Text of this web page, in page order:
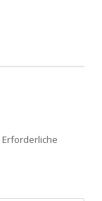
Erforderliche